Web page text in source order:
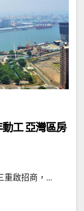
工 亞灣區房
重啟招商，...